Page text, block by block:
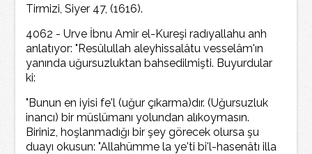
Tirmizi, Siyer 47, (1616).
4062 - Urve İbnu Amir el-Kureşi radıyallahu anh
anlatıyor: "Resûlullah aleyhissalâtu vesselâm'ın
yanında uğursuzluktan bahsedilmişti. Buyurdular
ki:
"Bunun en iyisi fe'l (uğur çıkarma)dır. (Uğursuzluk
inancı) bir müslümanı yolundan alıkoymasın.
Biriniz, hoşlanmadığı bir şey görecek olursa şu
duayı okusun: "Allahümme la ye'ti bi'l-hasenâtı illa